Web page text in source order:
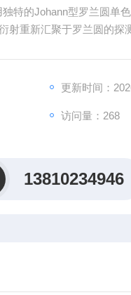
特的Johann型罗兰圆单
射重新汇聚于罗兰圆的探
更新时间：
访问量：268
13810234946